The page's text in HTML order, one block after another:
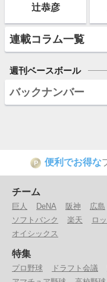
辻恭彦
連載コラム一覧
週刊ベースボール
バックナンバー
P 便利でお得な
チーム
巨人 DeNA 阪神 広島
ソフトバンク
楽天 ロ
オイシックス
特集
プロ野球 ドラフト会議